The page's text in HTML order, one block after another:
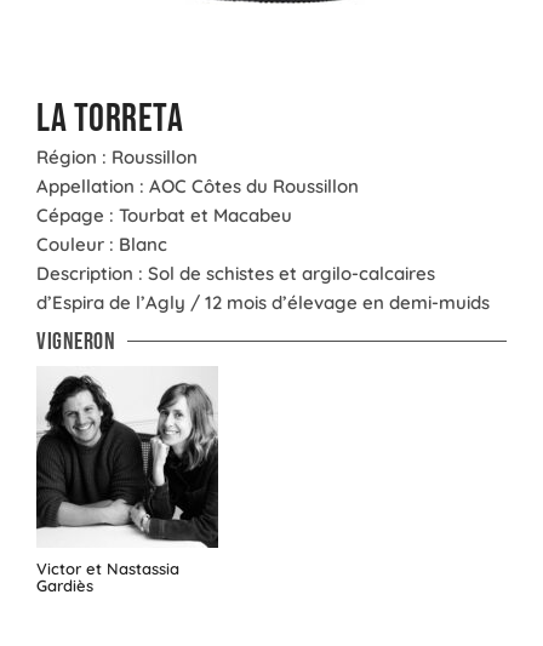
La Torreta
Région : Roussillon
Appellation : AOC Côtes du Roussillon
Cépage : Tourbat et Macabeu
Couleur : Blanc
Description : Sol de schistes et argilo-calcaires
d’Espira de l’Agly / 12 mois d’élevage en demi-muids
Vigneron
Victor et Nastassia
Gardiès